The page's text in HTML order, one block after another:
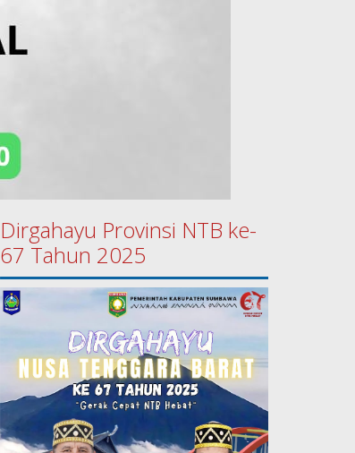
Dirgahayu Provinsi NTB ke-
67 Tahun 2025